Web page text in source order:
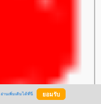
อ่านเพิ่มเติมได้ที่นี่